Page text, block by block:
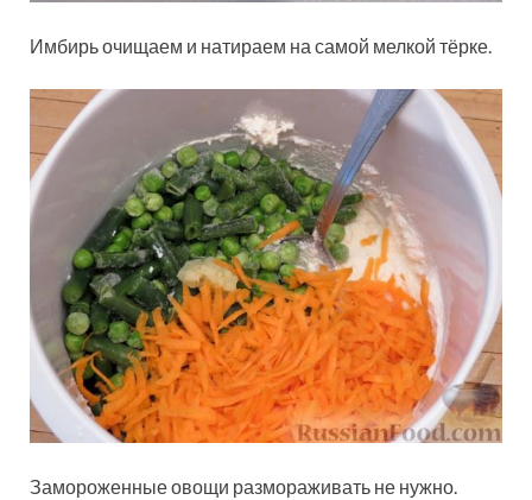
Имбирь очищаем и натираем на самой мелкой тёрке.
Замороженные овощи размораживать не нужно.